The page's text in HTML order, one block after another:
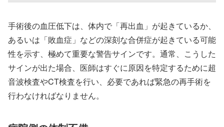
手術後の血圧低下は、体内で「再出血」が起きているか、
あるいは「敗血症」などの深刻な合併症が起きている可能
性を示す、極めて重要な警告サインです。通常、こうした
サインが出た場合、医師はすぐに原因を特定するために超
音波検査やCT検査を行い、必要であれば緊急の再手術を
行わなければなりません。